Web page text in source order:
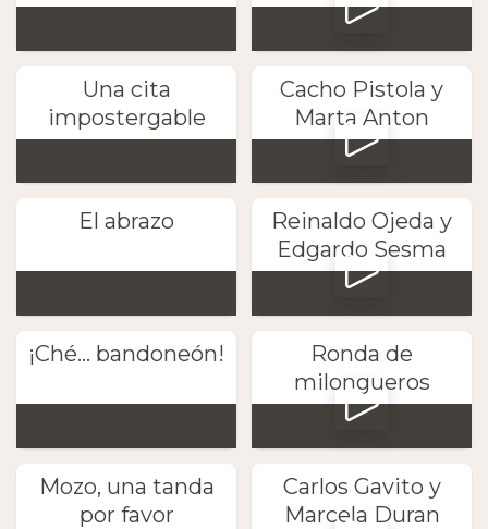
Una cita
impostergable
Cacho Pistola y
Marta Anton
El abrazo
Reinaldo Ojeda y
Edgardo Sesma
¡Ché... bandoneón!
Ronda de
milongueros
Mozo, una tanda
por favor
Carlos Gavito y
Marcela Duran